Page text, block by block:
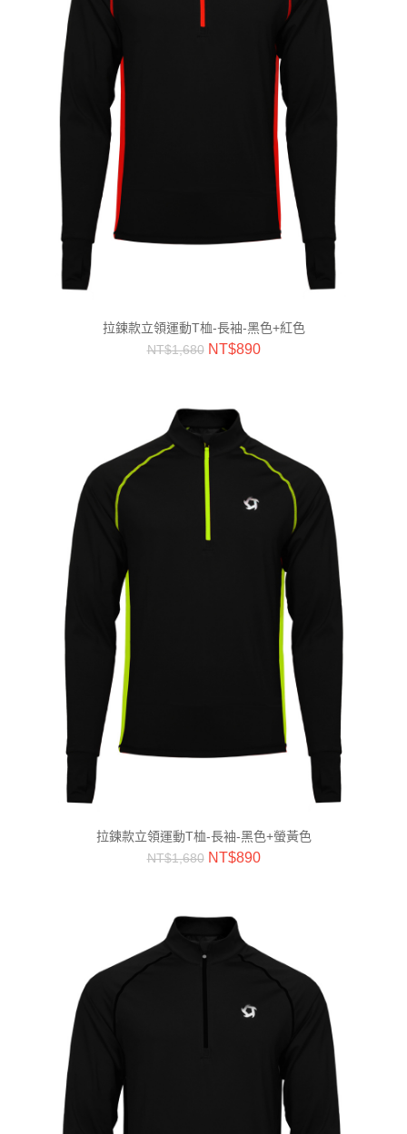
拉鍊款立領運動T桖-長袖-黑色+紅色
NT$1,680 NT$890
拉鍊款立領運動T桖-長袖-黑色+螢黃色
NT$1,680 NT$890